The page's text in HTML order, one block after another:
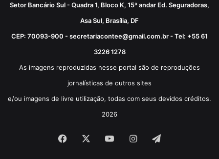
Setor Bancário Sul - Quadra 1, Bloco K, 15º andar Ed. Seguradoras,
Asa Sul, Brasília, DF
CEP: 70093-900 - secretariacontee@gmail.com.br - Tel: +55 61
3226 1278
As imagens reproduzidas nesse portal são de reproduções
jornalísticas de outros sites
e/ou imagens de livre utilização, todas com seus devidos créditos.
2026
Facebook YouTubeInstagram